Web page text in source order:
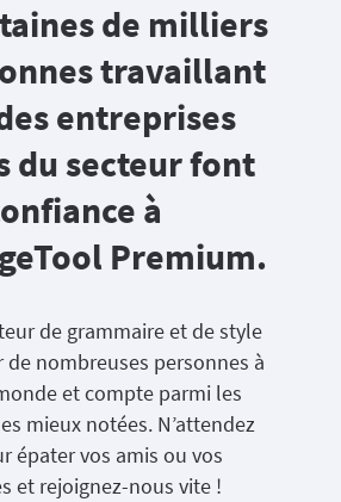
de milliers
travaillant
entreprises
du secteur font
à
Premium.
de grammaire et de style
nombreuses personnes à
et compte parmi les
mieux notées. N’attendez
épater vos amis ou vos
et rejoignez-nous vite !